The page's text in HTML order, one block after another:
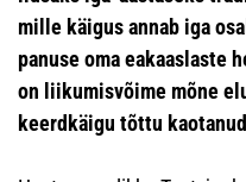
mille käigus annab iga
panuse oma eakaaslaste
on liikumisvõime mõne
keerdkäigu tõttu